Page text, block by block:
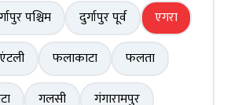
पश्चिम दुर्गापुर पूर्व
एगरा
एंटली फलाकाटा
फलता
गलसी गंगारामपुर